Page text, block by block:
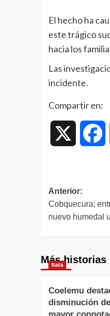
El hecho ha
este trágico
hacia los
Las
incidente.
Compartir en:
Anterior:
Cobquecura;
nuevo humedal
Más historias
Itata
Coelemu
disminución